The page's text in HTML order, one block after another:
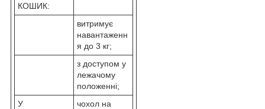
КОШИК:
витримує
навантаженн
я до 3 кг;
з доступом у
лежачому
положенні;
У
чохол на